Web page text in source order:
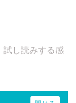
し読みする感